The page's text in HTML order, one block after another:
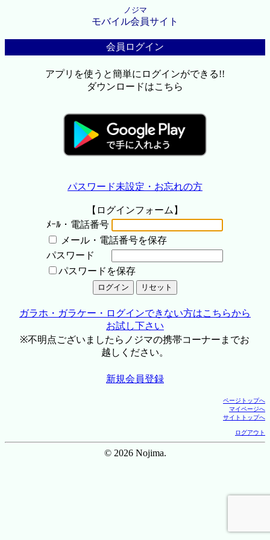
ノジマ
モバイル会員サイト
会員ログイン
アプリを使うと簡単にログインができる!!
ダウンロードはこちら
パスワード未設定・お忘れの方
【ログインフォーム】
ﾒｰﾙ・電話番号
メール・電話番号を保存
パスワード
パスワードを保存
ガラホ・ガラケー・ログインできない方はこちらから
お試し下さい
※不明点ございましたらノジマの携帯コーナーまでお
越しください。
新規会員登録
ページトップへ
マイページへ
サイトトップへ
ログアウト
© 2026 Nojima.